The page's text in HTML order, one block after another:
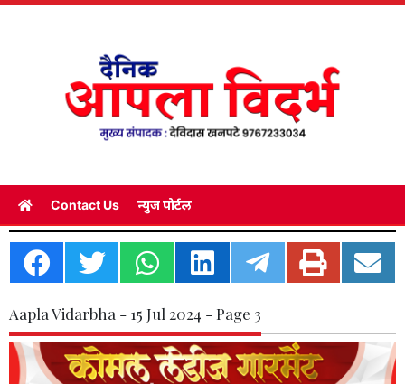
Contact Us न्युज पोर्टल
Aapla Vidarbha - 15 Jul 2024 - Page 3